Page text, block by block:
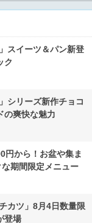
スイーツ＆パン新登
ク
シリーズ新作チョコ
の爽快な魅力
円から！お盆や集ま
期間限定メニュー
カツ」8月4日数量限
登場